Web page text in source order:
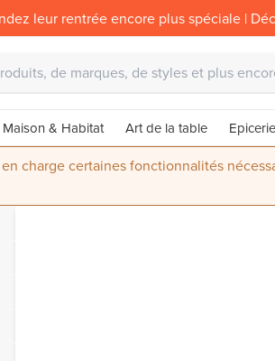
leur rentrée encore plus spéciale |
Maison & Habitat Art de la table
charge certaines fonctionnalités